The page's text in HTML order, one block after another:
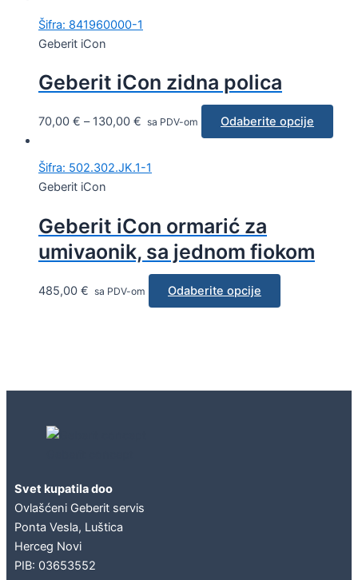
Šifra: 841960000-1
Geberit iCon
Geberit iCon zidna polica
70,00 € – 130,00 € sa PDV-om Odaberite opcije
Šifra: 502.302.JK.1-1
Geberit iCon
Geberit iCon ormarić za
umivaonik, sa jednom fiokom
485,00 € sa PDV-om Odaberite opcije
Svet kupatila doo
Ovlašćeni Geberit servis
Ponta Vesla, Luštica
Herceg Novi
PIB: 03653552